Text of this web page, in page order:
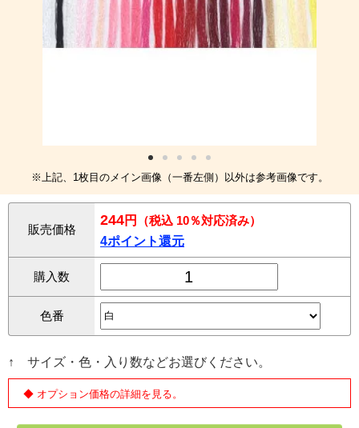
※上記、1枚目のメイン画像（一番左側）以外は参考画像です。
販売価格
244円
（税込 10％対応済み）
4ポイント還元
購入数
色番
↑ サイズ・色・入り数などお選びください。
◆ オプション価格の詳細を見る。